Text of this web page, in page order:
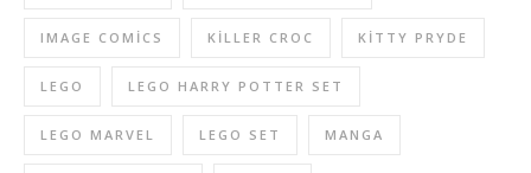
IMAGE COMICS KILLER CROC KITTY PRYDE
LEGO LEGO HARRY POTTER SET
LEGO MARVEL LEGO SET MANGA